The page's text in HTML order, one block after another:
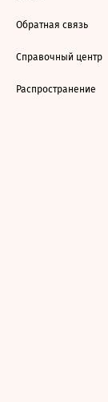
Обратная связь
Справочный центр
Распространение